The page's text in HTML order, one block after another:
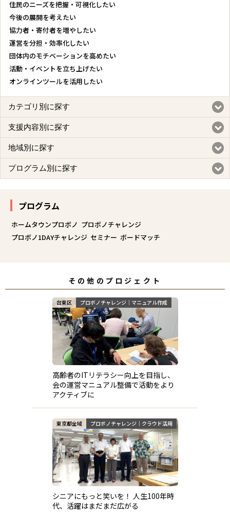
住民のニーズを把握・可視化したい
今後の展開を考えたい
協力者・寄付者を増やしたい
運営を分担・効率化したい
団体内のモチベーションを高めたい
活動・イベントを立ち上げたい
オンラインツールを活用したい
カテゴリ別に探す
支援内容別に探す
地域別に探す
プログラム別に探す
プログラム
ホームタウンプロボノ プロボノチャレンジ
プロボノ1DAYチャレンジ セミナー ボードマッチ
その他のプロジェクト
台東区 プロボノチャレンジ｜マニュアル作成
高齢者のITリテラシー向上を目指し、
会の運営マニュアル整備で活動をより
アクティブに
東京都全域 プロボノチャレンジ｜クラウド活用
シニアにもっと笑いを！ 人生100年時
代、活躍はまだまだ広がる